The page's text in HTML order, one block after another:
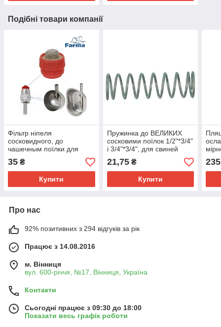
Подібні товари компанії
Фільтр ніпеля
сосковидного, до
чашечным поїлки для
напування свиней FARMA
(Нідерланди)
35 ₴
Купити
Пружинка до ВЕЛИКИХ
сосковими поїлок 1/2"*3/4"
і 3/4"*3/4", для свиней
MONOFLO (Німеччина)
21,75₴
Купити
235
Про нас
92% позитивних з 294 відгуків за рік
Працює з 14.08.2016
м. Вінниця
вул. 600-річчя, №17, Вінниця, Україна
Контакти
Сьогодні працює з 09:30 до 18:00
Показати весь графік роботи